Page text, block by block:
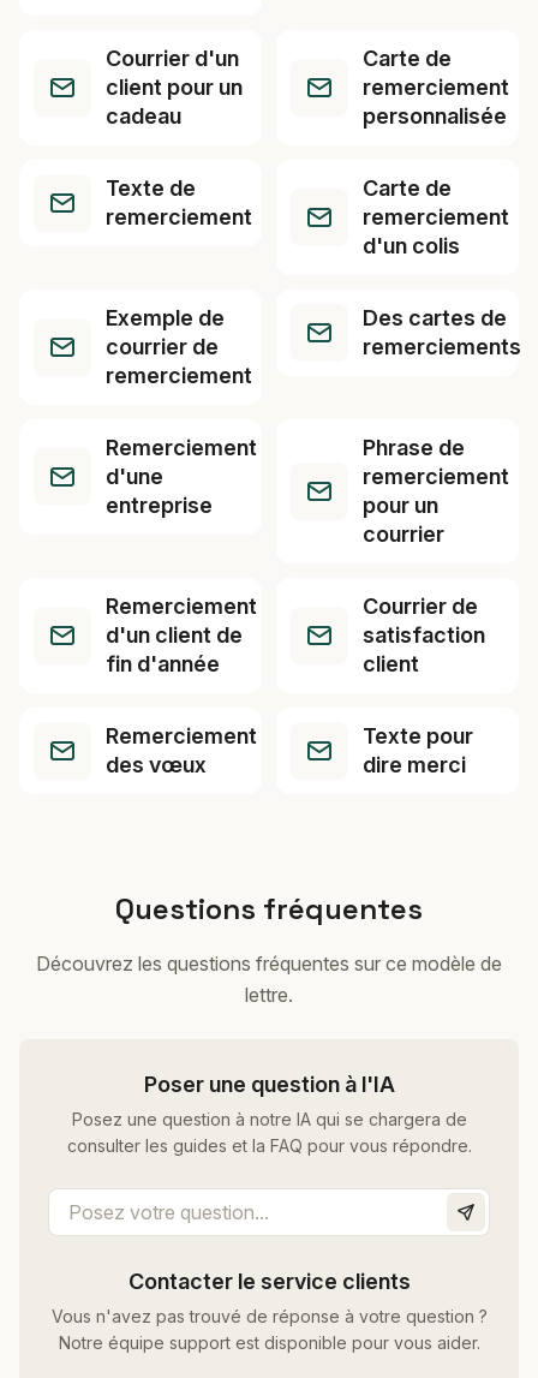
Courrier d'un
client pour un
cadeau
Carte de
remerciement
personnalisée
Texte de
remerciement
Carte de
remerciement
d'un colis
Exemple de
courrier de
remerciement
Des cartes de
remerciements
Remerciement
d'une
entreprise
Phrase de
remerciement
pour un
courrier
Remerciement
d'un client de
fin d'année
Courrier de
satisfaction
client
Remerciement
des vœux
Texte pour
dire merci
Questions fréquentes
Découvrez les questions fréquentes sur ce modèle de
lettre.
Poser une question à l'IA
Posez une question à notre IA qui se chargera de
consulter les guides et la FAQ pour vous répondre.
Contacter le service clients
Vous n'avez pas trouvé de réponse à votre question ?
Notre équipe support est disponible pour vous aider.